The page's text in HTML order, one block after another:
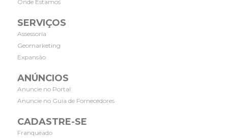
Onde Estamos
SERVIÇOS
Assessoria
Geomarketing
Expansão
ANÚNCIOS
Anuncie no Portal
Anuncie no Guia de Fornecedores
CADASTRE-SE
Franqueado